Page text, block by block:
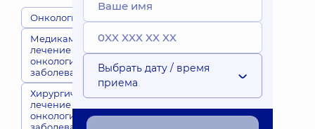
Онкологи
Медикаментозное
лечение
онкологических
заболеваний
Хирургическое
лечение
онкологических
Выбрать дату / время
приема